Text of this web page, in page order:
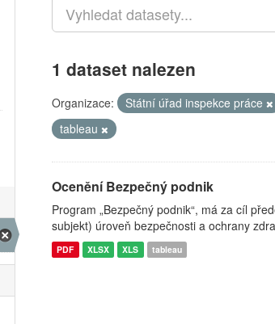
1 dataset nalezen
Organizace: Státní úřad inspekce práce
tableau
Ocenění Bezpečný podnik
Program „Bezpečný podnik“, má za cíl
subjekt) úroveň bezpečnosti a ochrany
PDF XLSX XLS tableau